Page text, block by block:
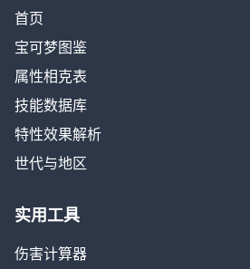
首页
宝可梦图鉴
属性相克表
技能数据库
特性效果解析
世代与地区
实用工具
伤害计算器